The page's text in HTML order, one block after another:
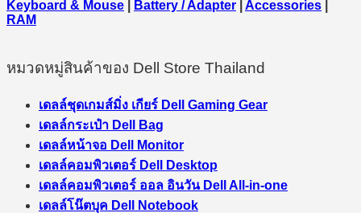
Keyboard & Mouse
Battery / Adapter Accessories
RAM
หมวดหมู่สินค้าของ Dell Store Thailand
เดลล์ชุดเกมส์มิ่ง เกียร์ Dell Gaming Gear
เดลล์กระเป๋า Dell Bag
เดลล์หน้าจอ Dell Monitor
เดลล์คอมพิวเตอร์ Dell Desktop
เดลล์คอมพิวเตอร์ ออล อินวัน Dell All-in-one
เดลล์โน๊ตบุค Dell Notebook